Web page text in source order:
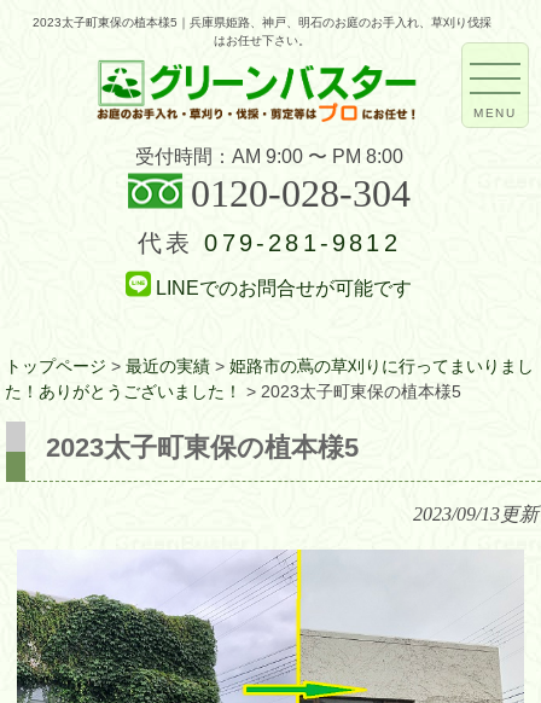
2023太子町東保の植本様5｜兵庫県姫路、神戸、明石のお庭のお手入れ、草刈り伐採
はお任せ下さい。
受付時間：AM 9:00 〜 PM 8:00
0120-028-304
代表079-281-9812
LINEでのお問合せが可能です
MENU
トップページ > 最近の実績 > 姫路市の蔦の草刈りに行ってまいりまし
た！ありがとうございました！
> 2023太子町東保の植本様5
2023太子町東保の植本様5
2023/09/13更新